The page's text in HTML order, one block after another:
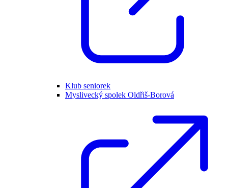
Klub seniorek
Myslivecký spolek Oldřiš-Borová